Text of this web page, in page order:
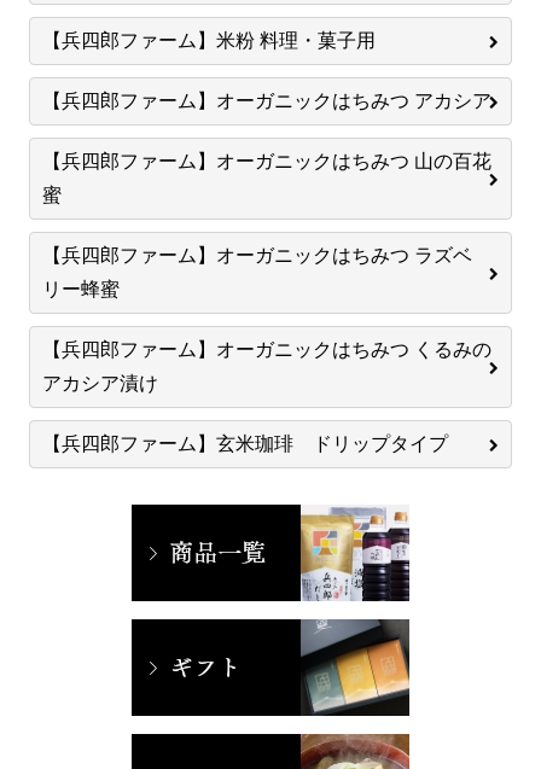
【兵四郎ファーム】米粉 料理・菓子用
【兵四郎ファーム】オーガニックはちみつ アカシア
【兵四郎ファーム】オーガニックはちみつ 山の百花
蜜
【兵四郎ファーム】オーガニックはちみつ ラズベ
リー蜂蜜
【兵四郎ファーム】オーガニックはちみつ くるみの
アカシア漬け
【兵四郎ファーム】玄米珈琲 ドリップタイプ